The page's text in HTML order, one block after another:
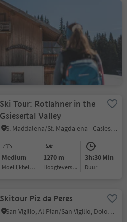
Skitouring trail Brunst
San Vigilio, Olang/Valdaora, Dolomites Region Kronplatz/Plan de Corones
Moeilijkheidsgraad
758 m
Hoogteverschil
2h:31 Min
Duur
Ski Tour: Rotlahner in the
Gsiesertal Valley
S. Maddalena/St. Magdalena - Casies/Gsies, Gsies/Valle di Casies
Medium
Moeilijkheidsgraad
1270 m
Hoogteverschil
3h:30 Min
Duur
Skitour Piz da Peres
San Vigilio, Al Plan/San Vigilio, Dolomites Region Kronplatz/Plan de Corones